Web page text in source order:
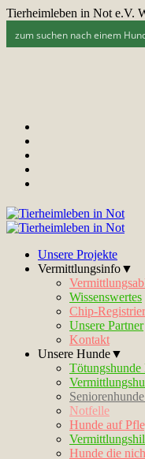
Tierheimleben in Not e.V.
Unsere Projekte
Vermittlungsinfo▼
Wissenswertes
Chip-
Unsere Partner
Kontakt
Unsere Hunde▼
Notfelle
Hunde auf
Hunde die